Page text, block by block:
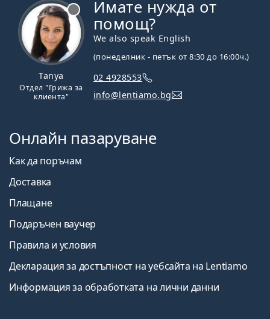
Tanya
Отдел "Грижа за
клиента"
Имате нужда от
помощ?
We also speak English
(понеделник - петък от 8:30 до 16:00ч.)
02 4928553
info@lentiamo.bg
Онлайн пазаруване
Как да поръчам
Доставка
Плащане
Подаръчен ваучер
Правила и условия
Декларация за достъпност на уебсайта на Lentiamo
Информация за обработката на лични данни